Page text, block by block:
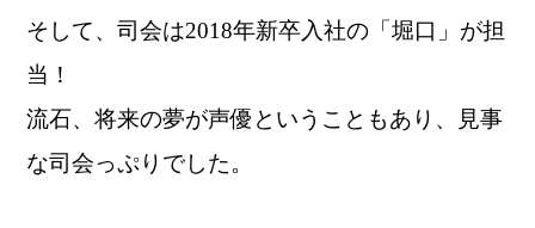
そして、司会は2018年新卒入社の「堀口」が担
当！
流石、将来の夢が声優ということもあり、見事
な司会っぷりでした。